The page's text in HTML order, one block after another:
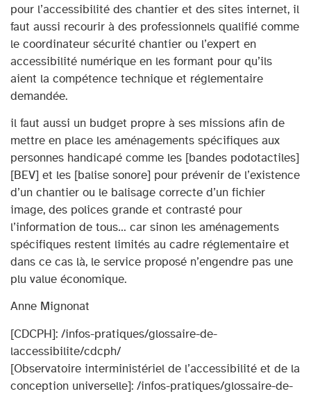
pour l’accessibilité des chantier et des sites internet, il
faut aussi recourir à des professionnels qualifié comme
le coordinateur sécurité chantier ou l’expert en
accessibilité numérique en les formant pour qu’ils
aient la compétence technique et réglementaire
demandée.
il faut aussi un budget propre à ses missions afin de
mettre en place les aménagements spécifiques aux
personnes handicapé comme les [bandes podotactiles]
[BEV] et les [balise sonore] pour prévenir de l’existence
d’un chantier ou le balisage correcte d’un fichier
image, des polices grande et contrasté pour
l’information de tous… car sinon les aménagements
spécifiques restent limités au cadre réglementaire et
dans ce cas là, le service proposé n’engendre pas une
plu value économique.
Anne Mignonat
[CDCPH]: /infos-pratiques/glossaire-de-
laccessibilite/cdcph/
[Observatoire interministériel de l’accessibilité et de la
conception universelle]: /infos-pratiques/glossaire-de-